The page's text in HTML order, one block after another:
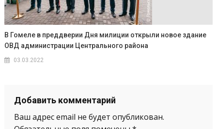
В Гомеле в преддверии Дня милиции открыли новое здание
ОВД администрации Центрального района
03.03.2022
Добавить комментарий
Ваш адрес email не будет опубликован.